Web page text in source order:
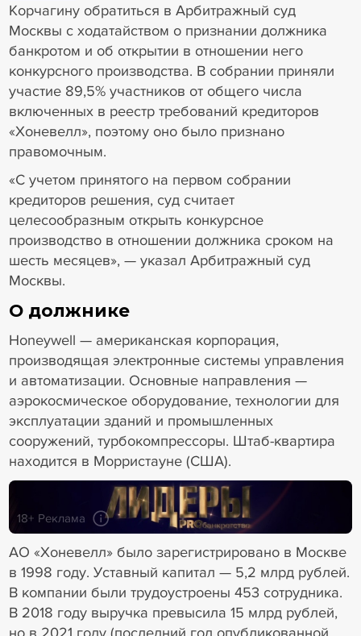
Корчагину обратиться в Арбитражный суд
Москвы с ходатайством о признании должника
банкротом и об открытии в отношении него
конкурсного производства. В собрании приняли
участие 89,5% участников от общего числа
включенных в реестр требований кредиторов
«Хоневелл», поэтому оно было признано
правомочным.
«С учетом принятого на первом собрании
кредиторов решения, суд считает
целесообразным открыть конкурсное
производство в отношении должника сроком на
шесть месяцев», — указал Арбитражный суд
Москвы.
О должнике
Honeywell — американская корпорация,
производящая электронные системы управления
и автоматизации. Основные направления —
аэрокосмическое оборудование, технологии для
эксплуатации зданий и промышленных
сооружений, турбокомпрессоры. Штаб-квартира
находится в Морристауне (США).
18+ Реклама
АО «Хоневелл» было зарегистрировано в Москве
в 1998 году. Уставный капитал — 5,2 млрд рублей.
В компании были трудоустроены 453 сотрудника.
В 2018 году выручка превысила 15 млрд рублей,